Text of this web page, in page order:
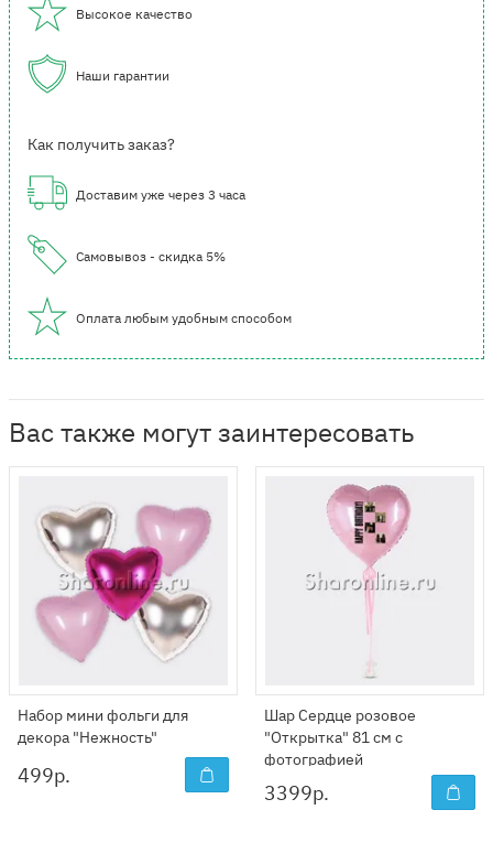
Высокое качество
Наши гарантии
Как получить заказ?
Доставим уже через 3 часа
Самовывоз - скидка 5%
Оплата любым удобным способом
Вас также могут заинтересовать
Набор мини фольги для
декора "Нежность"
499р.
Шар Сердце розовое
"Открытка" 81 см с
фотографией
3399р.